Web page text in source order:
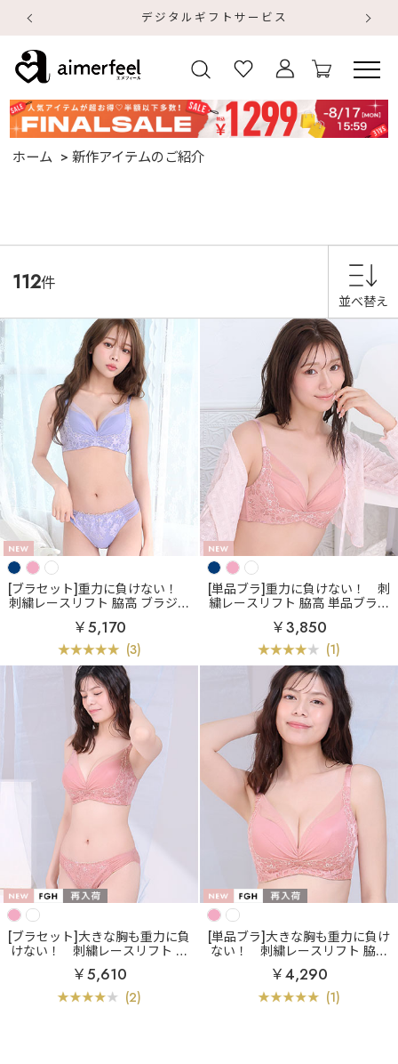
デジタルギフトサービス
ホーム 新作アイテムのご紹介
112件
並べ替え
[ブラセット]重力に負けない！
刺繍レースリフト 脇高 ブラジャ
ー&ショーツ
￥5,170
(3)
[単品ブラ]重力に負けない！
刺
繍レースリフト 脇高 単品ブラジ
ャー
￥3,850
(1)
[ブラセット]大きな胸も重力に負
けない！
刺繍レースリフト 脇
高 ブラジャー&ショーツ (FGHカ
ップ)
￥5,610
(2)
[単品ブラ]大きな胸も重力に負け
ない！
刺繍レースリフト 脇高
単品ブラジャー (FGHカップ)
￥4,290
(1)